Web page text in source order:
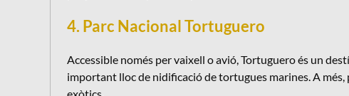
4. Parc Nacional Tortuguero
Accessible només per vaixell o avió, Tortuguero és un
important lloc de nidificació de tortugues marines. A més,